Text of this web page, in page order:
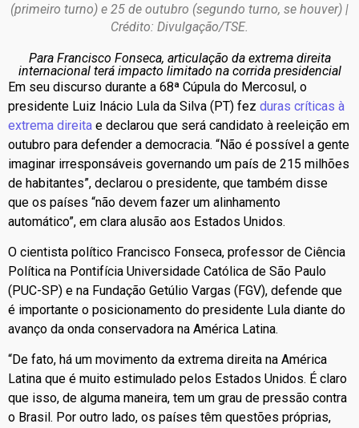
(primeiro turno) e 25 de outubro (segundo turno, se houver) |
Crédito: Divulgação/TSE.
Para Francisco Fonseca, articulação da extrema direita
internacional terá impacto limitado na corrida presidencial
Em seu discurso durante a 68ª Cúpula do Mercosul, o
presidente Luiz Inácio Lula da Silva (PT) fez duras críticas à
extrema direita e declarou que será candidato à reeleição em
outubro para defender a democracia. “Não é possível a gente
imaginar irresponsáveis governando um país de 215 milhões
de habitantes”, declarou o presidente, que também disse
que os países “não devem fazer um alinhamento
automático”, em clara alusão aos Estados Unidos.
O cientista político Francisco Fonseca, professor de Ciência
Política na Pontifícia Universidade Católica de São Paulo
(PUC-SP) e na Fundação Getúlio Vargas (FGV), defende que
é importante o posicionamento do presidente Lula diante do
avanço da onda conservadora na América Latina.
“De fato, há um movimento da extrema direita na América
Latina que é muito estimulado pelos Estados Unidos. É claro
que isso, de alguma maneira, tem um grau de pressão contra
o Brasil. Por outro lado, os países têm questões próprias,